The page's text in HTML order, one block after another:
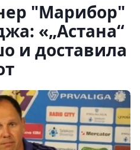
"Марибор"
«„Астана“
и доставила